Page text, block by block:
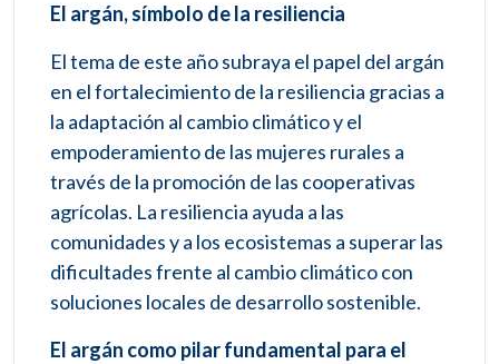
El argán, símbolo de la resiliencia
El tema de este año subraya el papel del argán
en el fortalecimiento de la resiliencia gracias a
la adaptación al cambio climático y el
empoderamiento de las mujeres rurales a
través de la promoción de las cooperativas
agrícolas. La resiliencia ayuda a las
comunidades y a los ecosistemas a superar las
dificultades frente al cambio climático con
soluciones locales de desarrollo sostenible.
El argán como pilar fundamental para el